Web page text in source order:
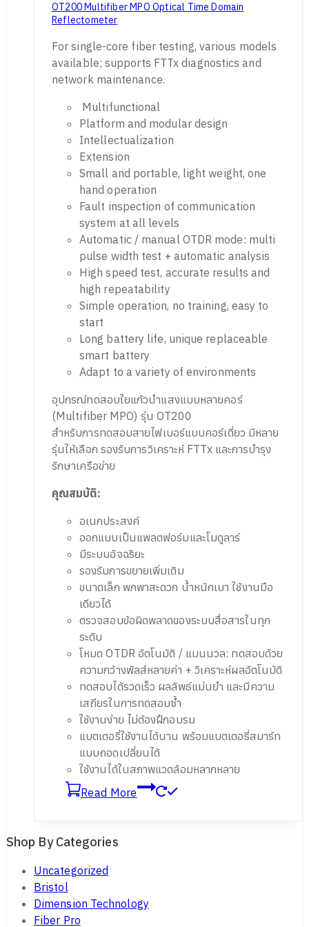
OT200 Multifiber MPO Optical Time Domain
Reflectometer
For single-core fiber testing, various models
available; supports FTTx diagnostics and
network maintenance.
Multifunctional
Platform and modular design
Intellectualization
Extension
Small and portable, light weight, one
hand operation
Fault inspection of communication
system at all levels
Automatic / manual OTDR mode: multi
pulse width test + automatic analysis
High speed test, accurate results and
high repeatability
Simple operation, no training, easy to
start
Long battery life, unique replaceable
smart battery
Adapt to a variety of environments
อุปกรณ์ทดสอบใยแก้วนำแสงแบบหลายคอร์
(Multifiber MPO) รุ่น OT200
สำหรับการทดสอบสายไฟเบอร์แบบคอร์เดี่ยว มีหลาย
รุ่นให้เลือก รองรับการวิเคราะห์ FTTx และการบำรุง
รักษาเครือข่าย
คุณสมบัติ:
อเนกประสงค์
ออกแบบเป็นแพลตฟอร์มและโมดูลาร์
มีระบบอัจฉริยะ
รองรับการขยายเพิ่มเติม
ขนาดเล็ก พกพาสะดวก น้ำหนักเบา ใช้งานมือ
เดียวได้
ตรวจสอบข้อผิดพลาดของระบบสื่อสารในทุก
ระดับ
โหมด OTDR อัตโนมัติ / แมนนวล: ทดสอบด้วย
ความกว้างพัลส์หลายค่า + วิเคราะห์ผลอัตโนมัติ
ทดสอบได้รวดเร็ว ผลลัพธ์แม่นยำ และมีความ
เสถียรในการทดสอบซ้ำ
ใช้งานง่าย ไม่ต้องฝึกอบรม
แบตเตอรี่ใช้งานได้นาน พร้อมแบตเตอรี่สมาร์ท
แบบถอดเปลี่ยนได้
ใช้งานได้ในสภาพแวดล้อมหลากหลาย
Read More
Shop By Categories
Uncategorized
Bristol
Dimension Technology
Fiber Pro